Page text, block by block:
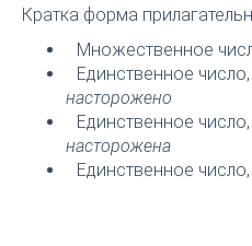
Кратка форма
Множественное
Единственное
насторожено
Единственное
насторожена
Единственное